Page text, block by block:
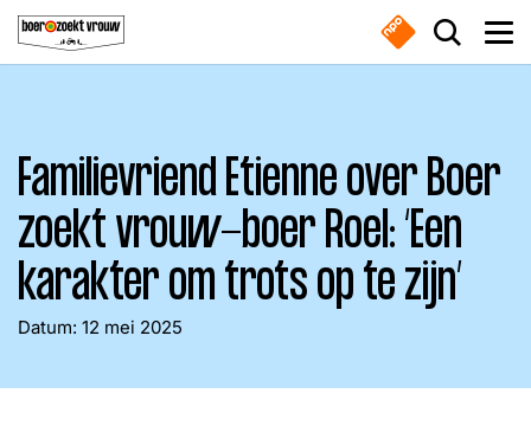
Overslaan en naar de inhoud gaan
ZoekMenu
Boeren
Nieuws
Boer zoekt vrouw gemist
Waar ben je naar op zoek?
Familievriend Etienne over Boer
zoekt vrouw-boer Roel: ‘Een
karakter om trots op te zijn’
Datum: 12 mei 2025